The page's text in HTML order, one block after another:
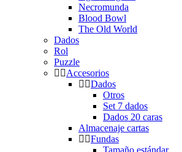
Necromunda
Blood Bowl
The Old World
Dados
Rol
Puzzle
Accesorios
Dados
Otros
Set 7 dados
Dados 20 caras
Almacenaje cartas
Fundas
Tamaño estándar